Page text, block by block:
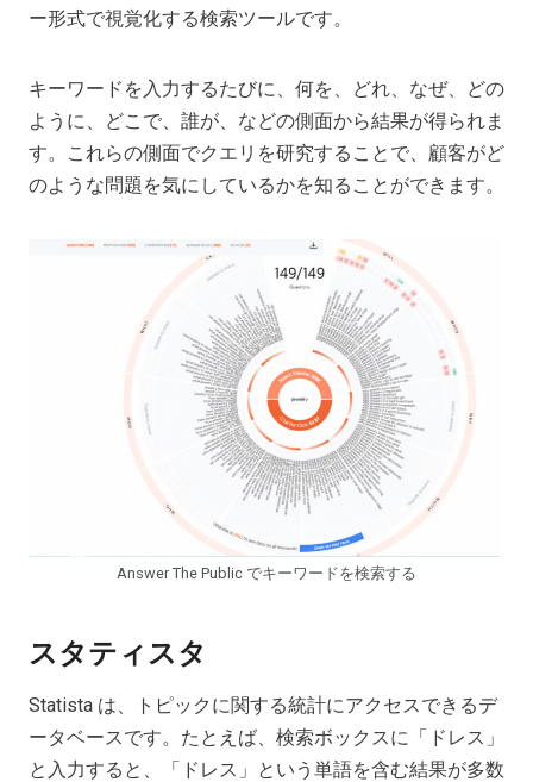
ー形式で視覚化する検索ツールです。
キーワードを入力するたびに、何を、どれ、なぜ、どの
ように、どこで、誰が、などの側面から結果が得られま
す。これらの側面でクエリを研究することで、顧客がど
のような問題を気にしているかを知ることができます。
Answer The Public でキーワードを検索する
スタティスタ
Statista は、トピックに関する統計にアクセスできるデ
ータベースです。たとえば、検索ボックスに「ドレス」
と入力すると、「ドレス」という単語を含む結果が多数